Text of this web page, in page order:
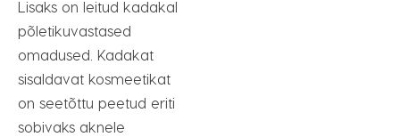
Lisaks on leitud kadakal
põletikuvastased
omadused. Kadakat
sisaldavat kosmeetikat
on seetõttu peetud eriti
sobivaks aknele